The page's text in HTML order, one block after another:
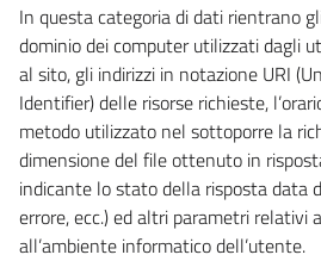
In questa categoria di dati rientrano
dominio dei computer utilizzati dagli
al sito, gli indirizzi in notazione URI
Identifier) delle risorse richieste,
metodo utilizzato nel sottoporre la
dimensione del file ottenuto in
indicante lo stato della risposta data
errore, ecc.) ed altri parametri relativi
all’ambiente informatico dell’utente.